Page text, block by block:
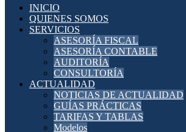
INICIO
QUIENES SOMOS
SERVICIOS
ASESORÍA FISCAL
ASESORÍA CONTABLE
AUDITORÍA
CONSULTORÍA
ACTUALIDAD
NOTICIAS DE ACTUALIDAD
GUÍAS PRÁCTICAS
TARIFAS Y TABLAS
Modelos